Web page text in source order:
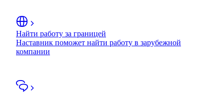
Найти работу за границей
Наставник поможет найти работу в зарубежной
компании